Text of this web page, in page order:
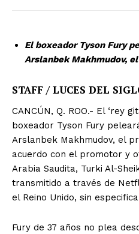
El boxeador Tyson Fury
Arslanbek Makhmudov,
STAFF / LUCES DEL
CANCÚN, Q. ROO.- El ‘rey
boxeador Tyson Fury
Arslanbek Makhmudov, el
acuerdo con el promotor y
Arabia Saudita, Turki Al-
transmitido a través de
el Reino Unido, sin
Fury de 37 años no plea